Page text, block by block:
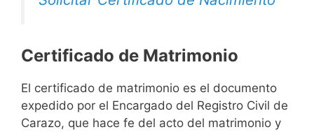
Certificado de Matrimonio
El certificado de matrimonio es el documento
expedido por el Encargado del Registro Civil de
Carazo, que hace fe del acto del matrimonio y